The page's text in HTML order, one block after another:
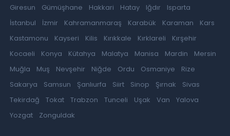
Giresun
Gümüşhane Hakkari Hatay Iğdır
Isparta
İstanbul
İzmir Kahramanmaraş Karabük Karaman
Kars
Kastamonu
Kayseri Kilis Kırıkkale Kırklareli
Kırşehir
Kocaeli
Konya Kütahya Malatya Manisa Mardin
Mersin
Muğla
Muş Nevşehir Niğde Ordu Osmaniye
Rize
Sakarya
Samsun Şanlıurfa Siirt Sinop Şırnak
Sivas
Tekirdağ
Tokat Trabzon Tunceli Uşak Van
Yalova
Yozgat
Zonguldak